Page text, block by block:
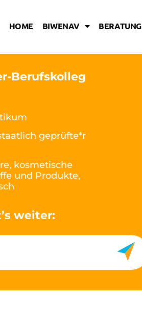
HOME BIWENAV BERATUNG
Berufskolleg
geprüfte*r
kosmetische
und Produkte,
weiter: